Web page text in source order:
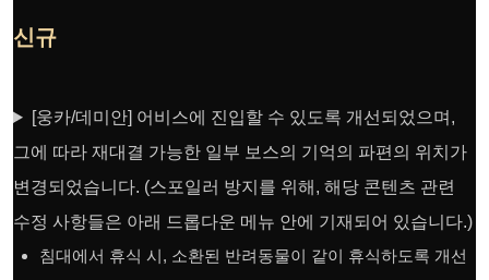
신규
[웅카/데미안] 어비스에 진입할 수 있도록 개선되었으며,
그에 따라 재대결 가능한 일부 보스의 기억의 파편의 위치가
변경되었습니다. (스포일러 방지를 위해, 해당 콘텐츠 관련
수정 사항들은 아래 드롭다운 메뉴 안에 기재되어 있습니다.)
침대에서 휴식 시, 소환된 반려동물이 같이 휴식하도록 개선